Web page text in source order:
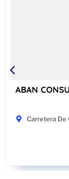
ABAN
Carretera De